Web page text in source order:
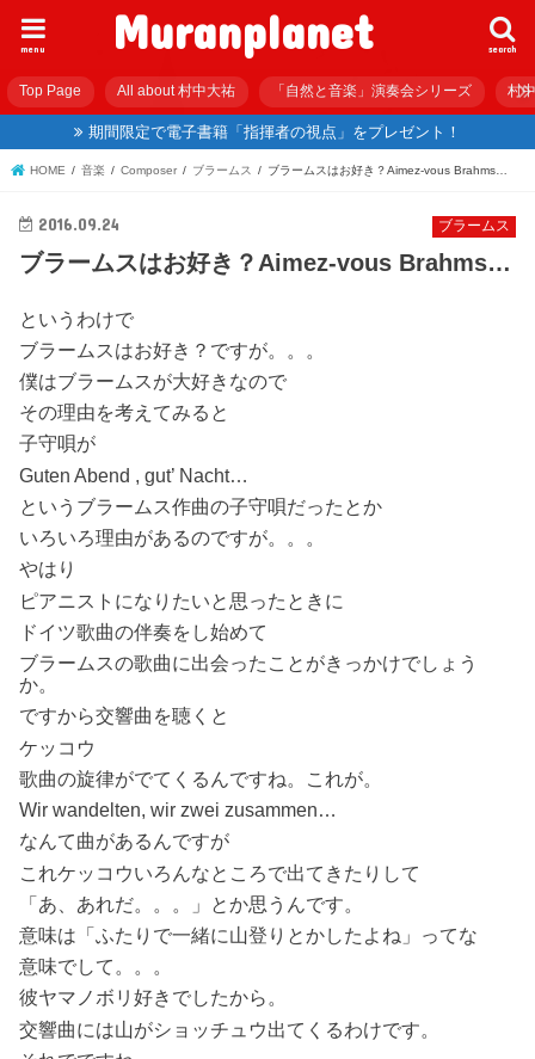
Muranplanet search
menu
Top Page All about 村中大祐 「自然と音楽」演奏会シリーズ 村
期間限定で電子書籍「指揮者の視点」をプレゼント！
HOME 音楽 Composer ブラームス ブラームスはお好き？Aimez-vous Brahms…
ブラームス
2016.09.24
ブラームスはお好き？Aimez-vous Brahms…
というわけで
ブラームスはお好き？ですが。。。
僕はブラームスが大好きなので
その理由を考えてみると
子守唄が
Guten Abend , gut’ Nacht…
というブラームス作曲の子守唄だったとか
いろいろ理由があるのですが。。。
やはり
ピアニストになりたいと思ったときに
ドイツ歌曲の伴奏をし始めて
ブラームスの歌曲に出会ったことがきっかけでしょう
か。
ですから交響曲を聴くと
ケッコウ
歌曲の旋律がでてくるんですね。これが。
Wir wandelten, wir zwei zusammen…
なんて曲があるんですが
これケッコウいろんなところで出てきたりして
「あ、あれだ。。。」とか思うんです。
意味は「ふたりで一緒に山登りとかしたよね」ってな
意味でして。。。
彼ヤマノボリ好きでしたから。
交響曲には山がショッチュウ出てくるわけです。